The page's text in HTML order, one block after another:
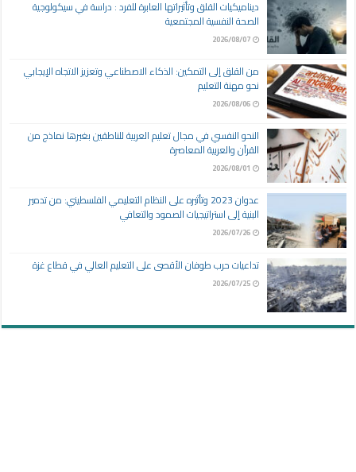
ديناميكيات القلق وتأثيراتها العابرة للفرد : دراسة في سيكولوجية
الصحة النفسية المجتمعية
2026/08/07
من القلق إلى التمكين: الذكاء الاصطناعي وتعزيز الاتجاه الإيجابي
نحو مهنة التعليم
2026/08/06
النحو النفسي في مجال تعليم العربية للناطقين بغيرها نماذج من
القرآن والعربية المعاصرة
2026/08/01
عدوان 2023 وتأثيره على النظام التعليمي الفلسطيني: من تدمير
البنية إلى استراتيجيات الصمود والتعافي
2026/07/26
تداعيات حرب طوفان الأقصى على التعليم العالي في قطاع غزة
2026/07/25